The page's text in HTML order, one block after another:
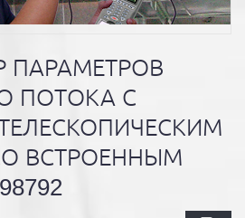
ПАРАМЕТРОВ
ПОТОКА С
ВСТРОЕННЫМ